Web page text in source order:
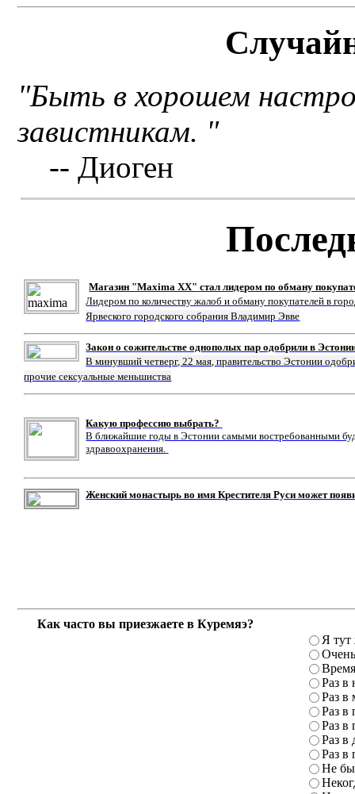
"Быть в хорошем
завистникам. "
-- Диоген
Магазин "Maxima XX" стал лидером по обману
Лидером по количеству жалоб и обману покупателей в
Ярвеского городского собрания Владимир Эвве
Закон о сожительстве однополых пар одобрили в
В минувший четверг, 22 мая, правительство Эстонии
прочие сексуальные меньшиства
Какую профессию выбрать?
В ближайшие годы в Эстонии самыми востребованными
здравоохранения.
Женский монастырь во имя Крестителя Руси может
Как часто вы приезжаете в Куремяэ?
Я тут
Раз в
Раз в
Раз в
Раз в
Раз в
Раз в
Не